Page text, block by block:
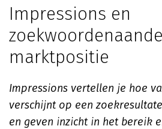
Impressions en
marktpositie
Impressions vertellen je hoe
verschijnt op een
en geven inzicht in het bereik